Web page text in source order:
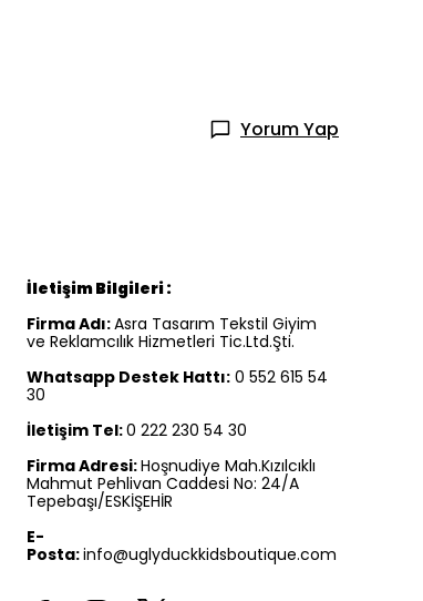
Yorum Yap
İletişim Bilgileri :
Firma Adı:Asra Tasarım Tekstil Giyim
ve Reklamcılık Hizmetleri Tic.Ltd.Şti.
Whatsapp Destek Hattı: 0 552 615 54
30
İletişim Tel:0 222 230 54 30
Firma Adresi:Hoşnudiye Mah.Kızılcıklı
Mahmut Pehlivan Caddesi No: 24/A
Tepebaşı/ESKİŞEHİR
E-
Posta:info@uglyduckkidsboutique.com